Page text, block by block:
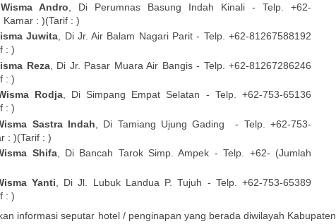
Wisma Andro , Di Perumnas Basung Indah Kinali - Telp. +62-
Kamar : )(Tarif : )
Juwita , Di Jr. Air Balam Nagari Parit - Telp. +62-81267588192
: )
Reza, Di Jr. Pasar Muara Air Bangis- Telp. +62-81267286246
: )
Rodja, Di Simpang Empat Selatan - Telp. +62-753-65136
: )
Sastra Indah , Di Tamiang Ujung Gading - Telp. +62-753-
: )(Tarif : )
Shifa, Di Bancah Tarok Simp. Ampek - Telp. +62- (Jumlah
Yanti , DiJl. Lubuk Landua P. Tujuh - Telp. +62-753-65389
: )
informasi seputar hotel / penginapan yang berada diwilayah Kabupaten